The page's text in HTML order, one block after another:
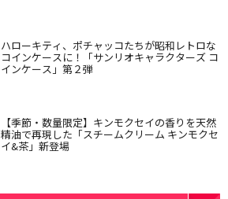
ハローキティ、ポチャッコたちが昭和レトロな
コインケースに！「サンリオキャラクターズ コ
インケース」第２弾
【季節・数量限定】キンモクセイの香りを天然
精油で再現した「スチームクリーム キンモクセ
イ&茶」新登場